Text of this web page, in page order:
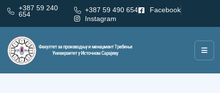
+387 59 240
654
+387 59 490 654
Facebook
Instagram
Категорија: